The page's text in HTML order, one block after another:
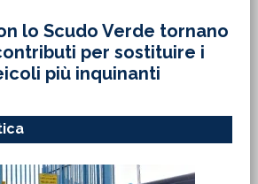
lo Scudo Verde tornano
per sostituire i
più inquinanti